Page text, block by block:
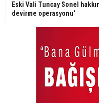
Eski Vali Tuncay Sonel
devirme operasyonu'